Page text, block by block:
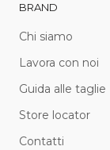
BRAND
Chi siamo
Lavora con noi
Guida alle taglie
Store locator
Contatti